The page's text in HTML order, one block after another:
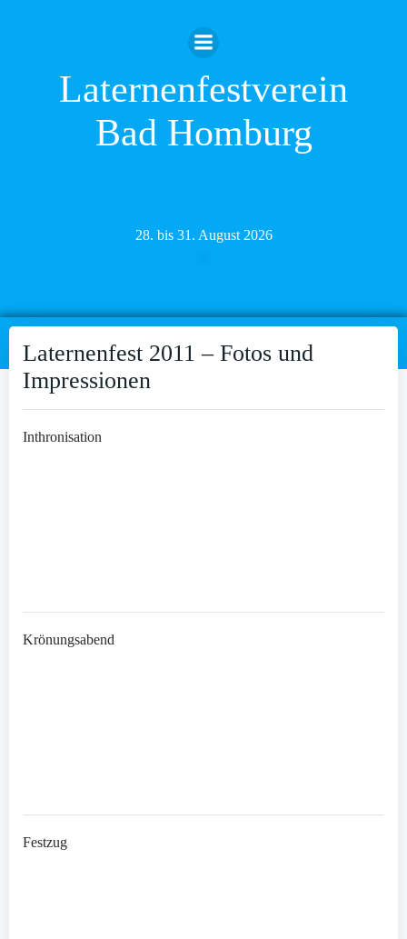
Inhalt
springen
Laternenfestverein
Bad Homburg
28. bis 31. August 2026
Laternenfest 2011 – Fotos und
Impressionen
Inthronisation
Krönungsabend
Festzug